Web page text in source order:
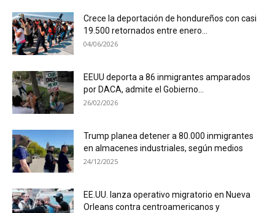
Crece la deportación de hondureños con casi
19.500 retornados entre enero...
04/06/2026
EEUU deporta a 86 inmigrantes amparados
por DACA, admite el Gobierno...
26/02/2026
Trump planea detener a 80.000 inmigrantes
en almacenes industriales, según medios
24/12/2025
EE.UU. lanza operativo migratorio en Nueva
Orleans contra centroamericanos y